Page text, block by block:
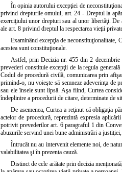
În opinia autorului excepţiei de
privind drepturile omului, art. 24 - Dreptul la
exerciţiului unor drepturi sau al unor libertăţi. De
ale art. 8 privind dreptul la respectarea vieţii
Examinând excepţia de neconstituţionalitate,
acestea sunt constituţionale.
Astfel, prin Decizia nr. 455 din 2
prevederi constituie excepţii de la regula
Codul de procedură civilă, comunicarea prin
primind-o, nu voieşte să semneze adeverinţa de
sau ele însele sunt lipsă. Aşa fiind, Curtea
îndeplinire a procedurii de citare, determinate de
De asemenea, Curtea a reţinut că obligaţia
actelor de procedură, reprezintă expresia
potrivit prevederilor art. 6 paragraful 1 din
abuzurile servind unei bune administrări a
Întrucât nu au intervenit elemente noi, de
valabilitatea şi în prezenta cauză.
Distinct de cele arătate prin decizia